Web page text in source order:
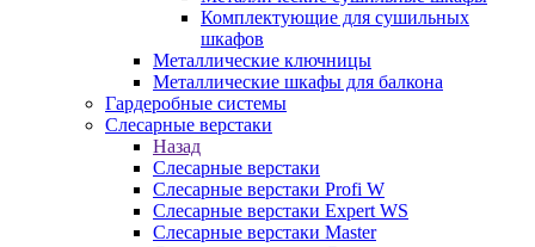
Комплектующие для сушильных
шкафов
Металлические ключницы
Металлические шкафы для балкона
Гардеробные системы
Слесарные верстаки
Назад
Слесарные верстаки
Слесарные верстаки Profi W
Слесарные верстаки Expert WS
Слесарные верстаки Master